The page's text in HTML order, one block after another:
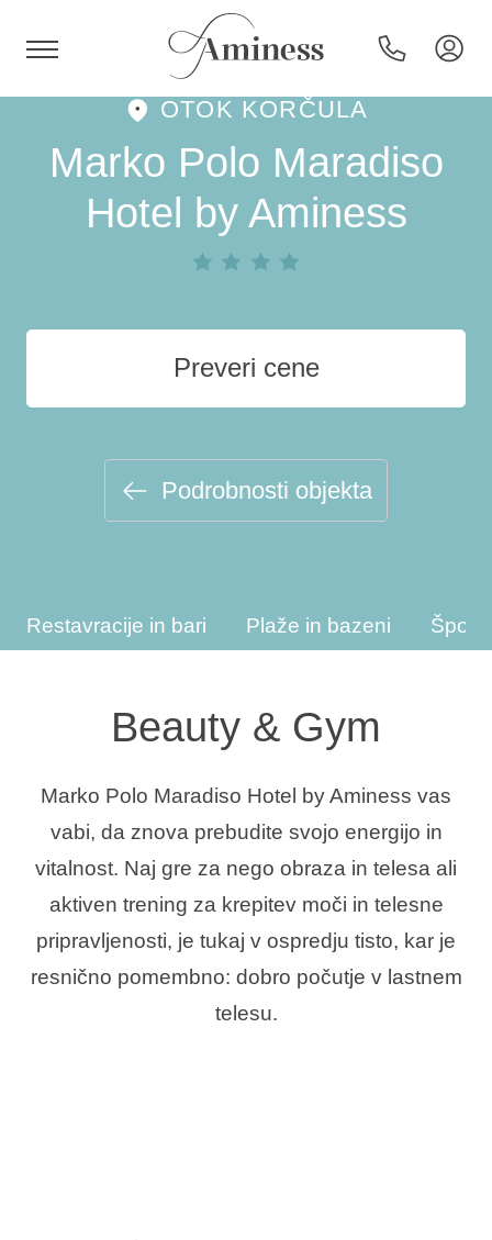
HR
Hoteli in resorti
Kampi
Destinacije
Vrste počitnic
Blagovne znamke
OTOK KORČULA
Marko Polo Maradiso
Hotel by Aminess
Preveri cene
Podrobnosti objekta
Restavracije in bari Plaže in bazeni
Beauty & Gym
Marko Polo Maradiso Hotel by Aminess vas
vabi, da znova prebudite svojo energijo in
vitalnost. Naj gre za nego obraza in telesa ali
aktiven trening za krepitev moči in telesne
pripravljenosti, je tukaj v ospredju tisto, kar je
resnično pomembno: dobro počutje v lastnem
telesu.